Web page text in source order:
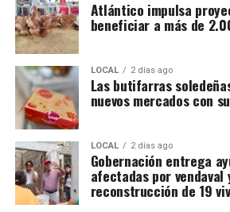
Atlántico impulsa
beneficiar a más de
LOCAL 2 días ago
Las butifarras
nuevos mercados con
LOCAL 2 días ago
Gobernación entrega
afectadas por vendaval
reconstrucción de 19